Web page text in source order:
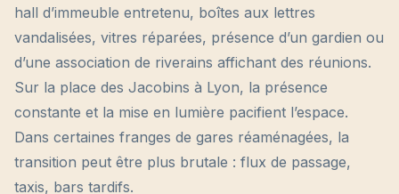
hall d’immeuble entretenu, boîtes aux lettres
vandalisées, vitres réparées, présence d’un gardien ou
d’une association de riverains affichant des réunions.
Sur la place des Jacobins à Lyon, la présence
constante et la mise en lumière pacifient l’espace.
Dans certaines franges de gares réaménagées, la
transition peut être plus brutale : flux de passage,
taxis, bars tardifs.